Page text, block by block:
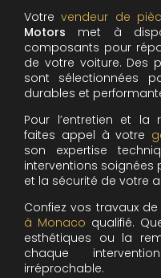
Votrevendeur de
Motors met à
composants pour
de votre voiture. Des
sont sélectionnées
durables et
Pour l’entretien et la
faites appel à votre
son expertise
interventions
et la sécurité de votre
Confiez vos travaux
à Monaco qualifié.
esthétiques ou la
chaque
irréprochable.